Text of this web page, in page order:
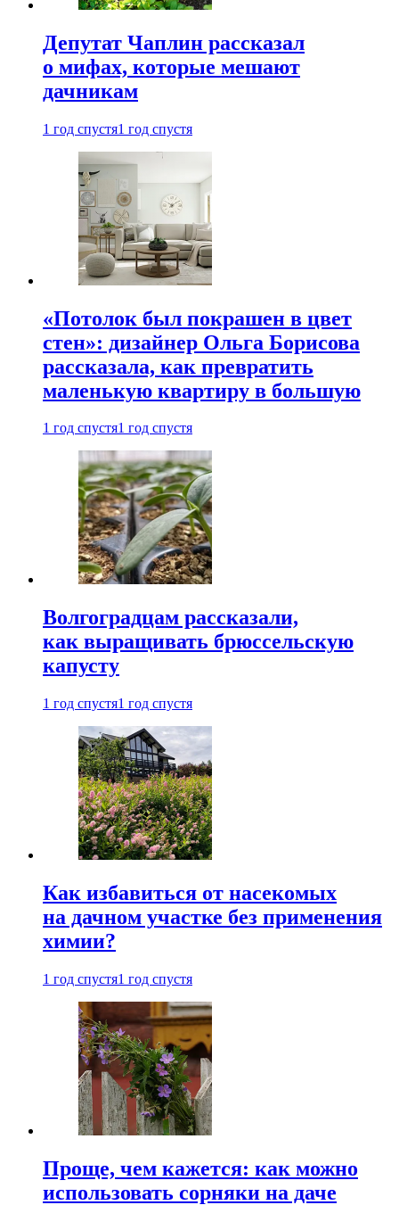
Депутат Чаплин рассказал
о мифах, которые мешают
дачникам
1 год спустя1 год спустя
«Потолок был покрашен в цвет
стен»: дизайнер Ольга Борисова
рассказала, как превратить
маленькую квартиру в большую
1 год спустя1 год спустя
Волгоградцам рассказали,
как выращивать брюссельскую
капусту
1 год спустя1 год спустя
Как избавиться от насекомых
на дачном участке без применения
химии?
1 год спустя1 год спустя
Проще, чем кажется: как можно
использовать сорняки на даче